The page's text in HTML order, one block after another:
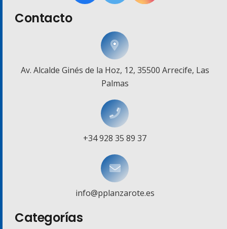
Contacto
Av. Alcalde Ginés de la Hoz, 12, 35500 Arrecife, Las
Palmas
+34 928 35 89 37
info@pplanzarote.es
Categorías